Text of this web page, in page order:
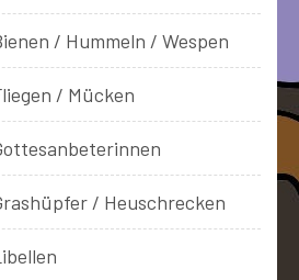
/ Hummeln / Wespen
/ Mücken
/ Heuschrecken